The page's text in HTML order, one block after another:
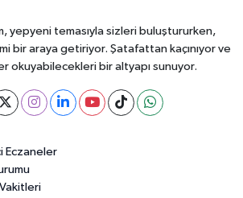
yepyeni temasıyla sizleri buluştururken,
bir araya getiriyor. Şatafattan kaçınıyor ve
okuyabilecekleri bir altyapı sunuyor.
Eczaneler